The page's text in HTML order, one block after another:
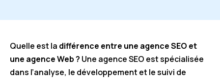
Quelle est la différence entre une agence SEO et
une agence Web ? Une agence SEO est spécialisée
dans l’analyse, le développement et le suivi de